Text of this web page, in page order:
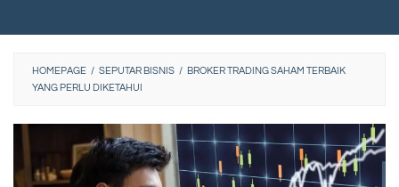
HOMEPAGE / SEPUTAR BISNIS / BROKER TRADING SAHAM TERBAIK
YANG PERLU DIKETAHUI